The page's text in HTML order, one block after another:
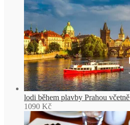
lodi během plavby Prahou
1090 Kč